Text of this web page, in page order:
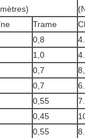
Trame
0,8
1,0
0,7
0,7
0,55
0,45
0,55